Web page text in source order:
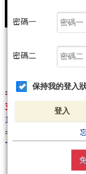
支持請按:支持請按:
16975
The Answer
密碼一
密碼二
保持我的登入
登入